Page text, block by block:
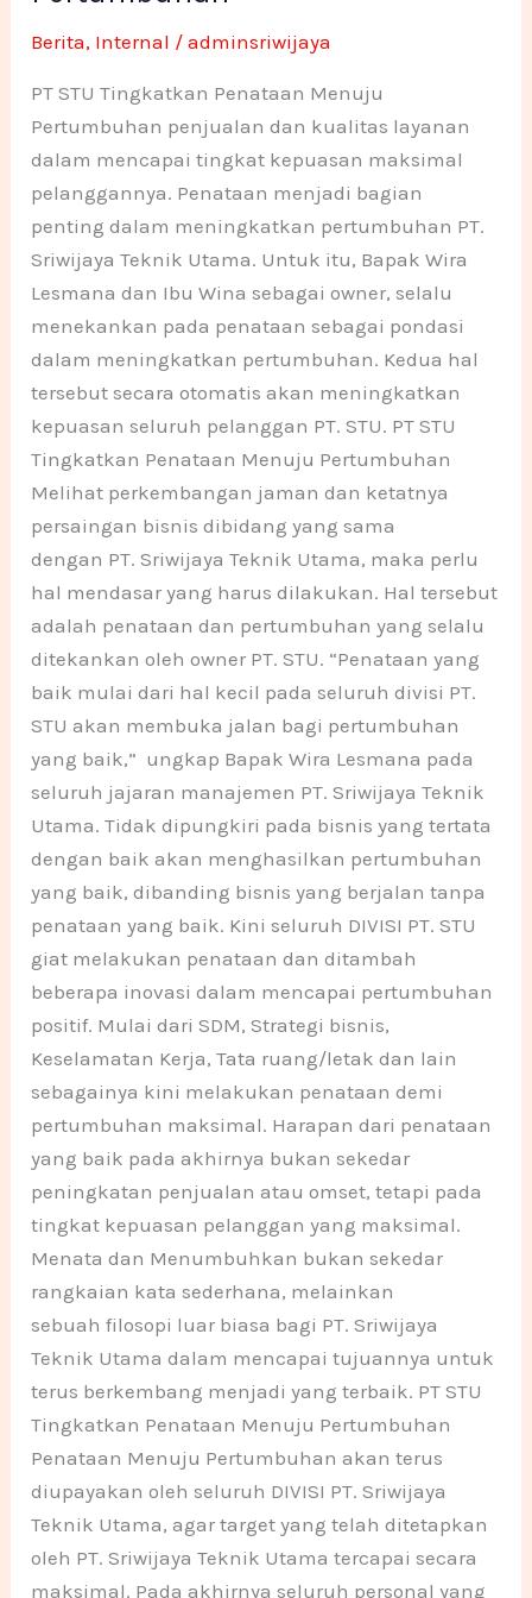
-
f
m
1
Berita, Internal /adminsriwijaya
PT STU Tingkatkan Penataan Menuju
Pertumbuhan penjualan dan kualitas layanan
dalam mencapai tingkat kepuasan maksimal
pelanggannya. Penataan menjadi bagian
penting dalam meningkatkan pertumbuhan PT.
Sriwijaya Teknik Utama. Untuk itu, Bapak Wira
Lesmana dan Ibu Wina sebagai owner, selalu
menekankan pada penataan sebagai pondasi
dalam meningkatkan pertumbuhan. Kedua hal
tersebut secara otomatis akan meningkatkan
kepuasan seluruh pelanggan PT. STU. PT STU
Tingkatkan Penataan Menuju Pertumbuhan
Melihat perkembangan jaman dan ketatnya
persaingan bisnis dibidang yang sama
dengan PT. Sriwijaya Teknik Utama, maka perlu
hal mendasar yang harus dilakukan. Hal tersebut
adalah penataan dan pertumbuhan yang selalu
ditekankan oleh owner PT. STU. “Penataan yang
baik mulai dari hal kecil pada seluruh divisi PT.
STU akan membuka jalan bagi pertumbuhan
yang baik,” ungkap Bapak Wira Lesmana pada
seluruh jajaran manajemen PT. Sriwijaya Teknik
Utama. Tidak dipungkiri pada bisnis yang tertata
dengan baik akan menghasilkan pertumbuhan
yang baik, dibanding bisnis yang berjalan tanpa
penataan yang baik. Kini seluruh DIVISI PT. STU
giat melakukan penataan dan ditambah
beberapa inovasi dalam mencapai pertumbuhan
positif. Mulai dari SDM, Strategi bisnis,
Keselamatan Kerja, Tata ruang/letak dan lain
sebagainya kini melakukan penataan demi
pertumbuhan maksimal. Harapan dari penataan
yang baik pada akhirnya bukan sekedar
peningkatan penjualan atau omset, tetapi pada
tingkat kepuasan pelanggan yang maksimal.
Menata dan Menumbuhkan bukan sekedar
rangkaian kata sederhana, melainkan
sebuah filosopi luar biasa bagi PT. Sriwijaya
Teknik Utama dalam mencapai tujuannya untuk
terus berkembang menjadi yang terbaik. PT STU
Tingkatkan Penataan Menuju Pertumbuhan
Penataan Menuju Pertumbuhan akan terus
diupayakan oleh seluruh DIVISI PT. Sriwijaya
Teknik Utama, agar target yang telah ditetapkan
oleh PT. Sriwijaya Teknik Utama tercapai secara
maksimal. Pada akhirnya seluruh personal yang